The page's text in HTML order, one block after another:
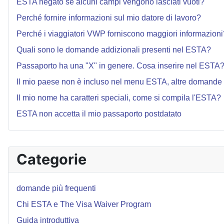
Categorie
domande più frequenti
Chi ESTA e The Visa Waiver Program
Guida introduttiva
ESTA negato se alcuni campi vengono lasciati vuoti?
Perché fornire informazioni sul mio datore di lavoro?
Perché i viaggiatori VWP forniscono maggiori
Quali sono le domande addizionali presenti nel ESTA?
Passaporto ha una "X" in genere. Cosa inserire nel ESTA?
Il mio paese non è incluso nel menu ESTA, altre domande
Il mio nome ha caratteri speciali, come si compila l'ESTA?
ESTA non accetta il mio passaporto postdatato